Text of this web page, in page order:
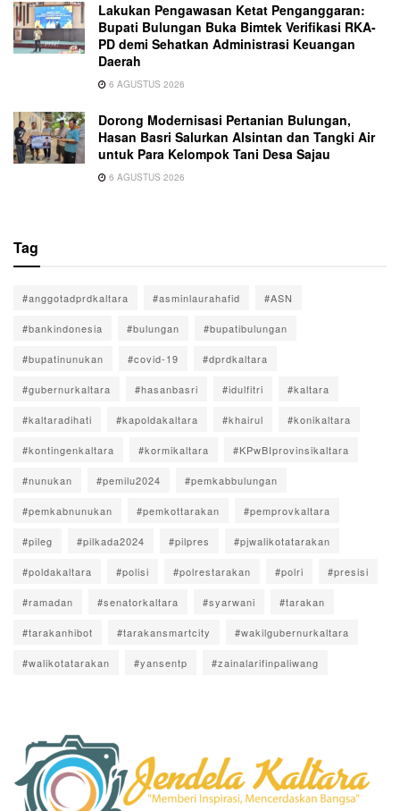
Lakukan Pengawasan Ketat Penganggaran:
Bupati Bulungan Buka Bimtek Verifikasi RKA-
PD demi Sehatkan Administrasi Keuangan
Daerah
6 AGUSTUS 2026
Dorong Modernisasi Pertanian Bulungan,
Hasan Basri Salurkan Alsintan dan Tangki Air
untuk Para Kelompok Tani Desa Sajau
6 AGUSTUS 2026
Tag
#anggotadprdkaltara #asminlaurahafid #ASN
#bankindonesia #bulungan #bupatibulungan
#bupatinunukan #covid-19 #dprdkaltara
#gubernurkaltara #hasanbasri #idulfitri #kaltara
#kaltaradihati #kapoldakaltara #khairul #konikaltara
#kontingenkaltara #kormikaltara #KPwBIprovinsikaltara
#nunukan #pemilu2024 #pemkabbulungan
#pemkabnunukan #pemkottarakan #pemprovkaltara
#pileg #pilkada2024 #pilpres #pjwalikotatarakan
#poldakaltara #polisi #polrestarakan #polri #presisi
#ramadan #senatorkaltara #syarwani #tarakan
#tarakanhibot #tarakansmartcity #wakilgubernurkaltara
#walikotatarakan #yansentp #zainalarifinpaliwang